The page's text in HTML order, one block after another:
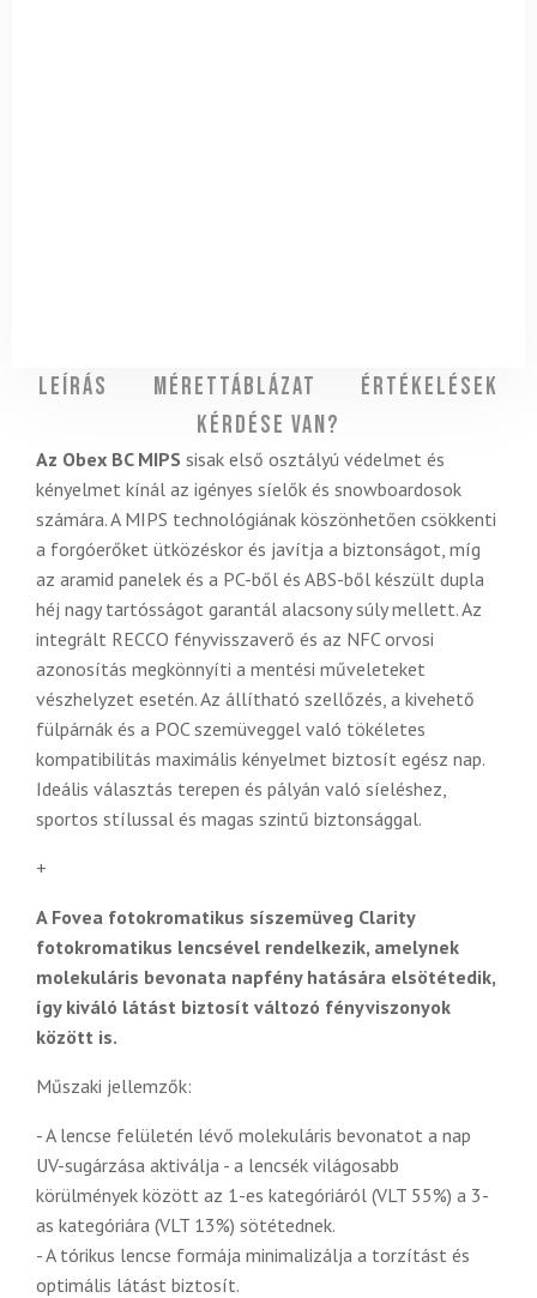
Leírás Mérettáblázat
Értékelések
Kérdése van?
Az Obex BC MIPS sisak első osztályú védelmet és
kényelmet kínál az igényes síelők és snowboardosok
számára. A MIPS technológiának köszönhetően csökkenti
a forgóerőket ütközéskor és javítja a biztonságot, míg
az aramid panelek és a PC-ből és ABS-ből készült dupla
héj nagy tartósságot garantál alacsony súly mellett. Az
integrált RECCO fényvisszaverő és az NFC orvosi
azonosítás megkönnyíti a mentési műveleteket
vészhelyzet esetén. Az állítható szellőzés, a kivehető
fülpárnák és a POC szemüveggel való tökéletes
kompatibilitás maximális kényelmet biztosít egész nap.
Ideális választás terepen és pályán való síeléshez,
sportos stílussal és magas szintű biztonsággal.
+
A Fovea fotokromatikus síszemüveg Clarity
fotokromatikus lencsével rendelkezik, amelynek
molekuláris bevonata napfény hatására elsötétedik,
így kiváló látást biztosít változó fényviszonyok
között is.
Műszaki jellemzők:
- A lencse felületén lévő molekuláris bevonatot a nap
UV-sugárzása aktiválja - a lencsék világosabb
körülmények között az 1-es kategóriáról (VLT 55%) a 3-
as kategóriára (VLT 13%) sötétednek.
- A tórikus lencse formája minimalizálja a torzítást és
optimális látást biztosít.